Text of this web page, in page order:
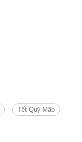
Tết Quý Mão